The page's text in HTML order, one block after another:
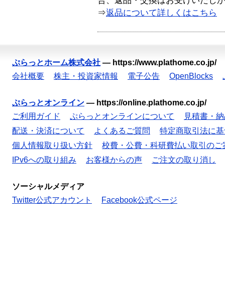
⇒返品について詳しくはこちら
ぷらっとホーム株式会社 — https://www.plathome.co.jp/
会社概要
株主・投資家情報 電子公告 OpenBlocks
ぷらっとオンライン — https://online.plathome.co.jp/
ご利用ガイド
ぷらっとオンラインについて
見積書・
配送・決済について
よくあるご質問
特定商取引法に
個人情報取り扱い方針
校費・公費・科研費払い取引のご
IPv6への取り組み
お客様からの声 ご注文の取り消し
ソーシャルメディア
Twitter公式アカウント
Facebook公式ページ